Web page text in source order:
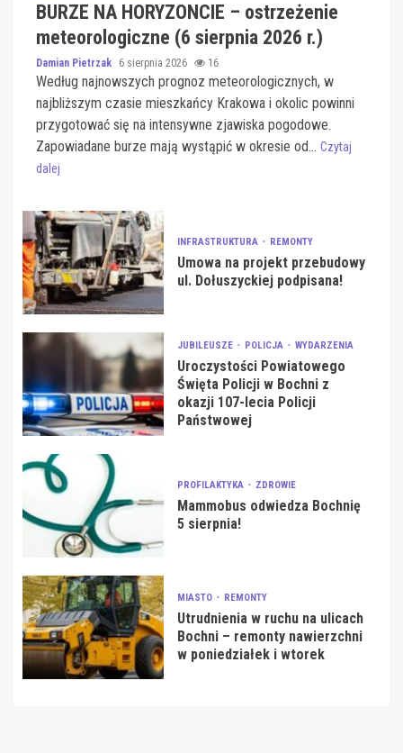
BURZE NA HORYZONCIE – ostrzeżenie
meteorologiczne (6 sierpnia 2026 r.)
Damian Pietrzak 6 sierpnia 2026 16
Według najnowszych prognoz meteorologicznych, w
najbliższym czasie mieszkańcy Krakowa i okolic powinni
przygotować się na intensywne zjawiska pogodowe.
Zapowiadane burze mają wystąpić w okresie od... Czytaj
dalej
INFRASTRUKTURA REMONTY
Umowa na projekt przebudowy
ul. Dołuszyckiej podpisana!
JUBILEUSZE POLICJA WYDARZENIA
Uroczystości Powiatowego
Święta Policji w Bochni z
okazji 107-lecia Policji
Państwowej
PROFILAKTYKA ZDROWIE
Mammobus odwiedza Bochnię
5 sierpnia!
MIASTO REMONTY
Utrudnienia w ruchu na ulicach
Bochni – remonty nawierzchni
w poniedziałek i wtorek